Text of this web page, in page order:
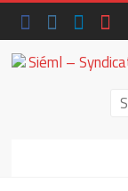
Skip
content